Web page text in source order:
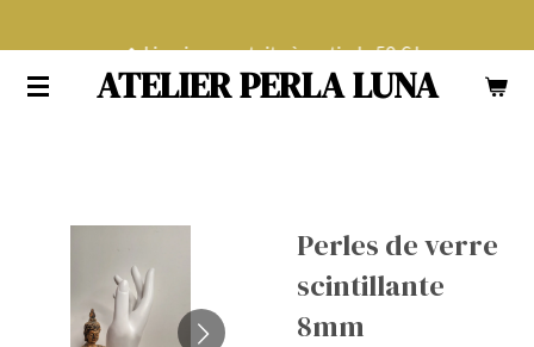
contenu
ATELIER PERLA LUNA
Livraison gratuite à partir de 50 € !
Perles de verre
scintillante
8mm